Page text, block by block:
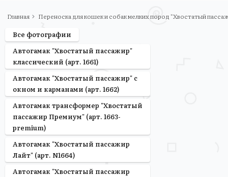
Главная Переноска для кошек и собак мелких пород "Хвостатый
Все фотографии
Автогамак "Хвостатый пассажир"
классический (арт. 1661)
Автогамак "Хвостатый пассажир" с
окном и карманами (арт. 1662)
Автогамак трансформер "Хвостатый
пассажир Премиум" (арт. 1663-
premium)
Автогамак "Хвостатый пассажир
Лайт" (арт. N1664)
Автогамак "Хвостатый пассажир